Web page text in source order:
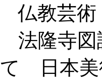
仏教芸
法隆寺
て 日本